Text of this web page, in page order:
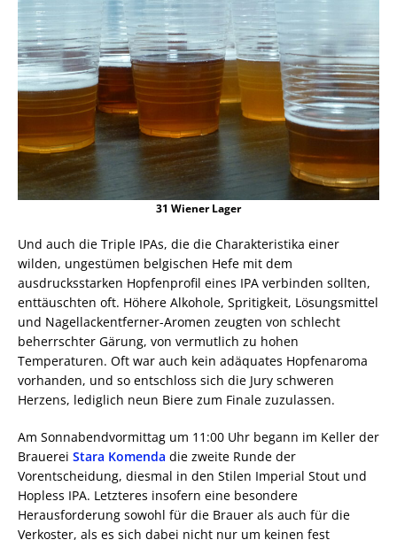
31 Wiener Lager
Und auch die Triple IPAs, die die Charakteristika einer
wilden, ungestümen belgischen Hefe mit dem
ausdrucksstarken Hopfenprofil eines IPA verbinden sollten,
enttäuschten oft. Höhere Alkohole, Spritigkeit, Lösungsmittel
und Nagellackentferner-Aromen zeugten von schlecht
beherrschter Gärung, von vermutlich zu hohen
Temperaturen. Oft war auch kein adäquates Hopfenaroma
vorhanden, und so entschloss sich die Jury schweren
Herzens, lediglich neun Biere zum Finale zuzulassen.
Am Sonnabendvormittag um 11:00 Uhr begann im Keller der
Brauerei Stara Komenda die zweite Runde der
Vorentscheidung, diesmal in den Stilen Imperial Stout und
Hopless IPA. Letzteres insofern eine besondere
Herausforderung sowohl für die Brauer als auch für die
Verkoster, als es sich dabei nicht nur um keinen fest